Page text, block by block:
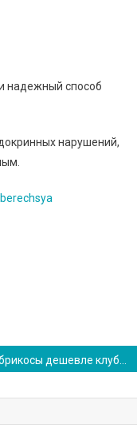
надежный способ
нарушений,